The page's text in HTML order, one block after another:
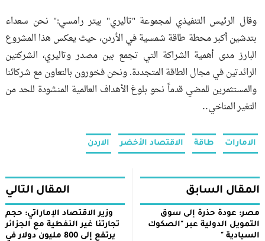
وقال الرئيس التنفيذي لمجموعة "تاليري" بيتر رامسي:" نحن سعداء
بتدشين أكبر محطة طاقة شمسية في الأردن، حيث يعكس هذا المشروع
البارز مدى أهمية الشراكة التي تجمع بين مصدر وتاليري، الشركتين
الرائدتين في مجال الطاقة المتجددة. ونحن فخورون بالتعاون مع شركائنا
والمستثمرين للمضي قدماً نحو بلوغ الأهداف العالمية المنشودة للحد من
التغير المناخي..
الامارات طاقة الاقتصاد الأخضر الاردن
المقال السابق
مصر: عودة حذرة إلى سوق
التمويل الدولية عبر "الصكوك
السيادية "
المقال التالي
وزير الاقتصاد الإماراتي: حجم
تجارتنا غير النفطية مع الجزائر
يرتفع إلى 800 مليون دولار في